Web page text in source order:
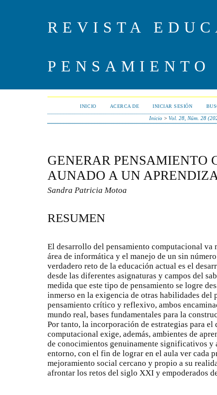
REVISTA
PENSAMIENTO
INICIO ACERCA DE INICIAR SESIÓN
Inicio >Vol. 28, Núm. 28
GENERAR PENSAMIENTO
AUNADO A UN
Sandra Patricia Motoa
RESUMEN
El desarrollo del pensamiento computacional va
área de informática y el manejo de un sin
verdadero reto de la educación actual es el
desde las diferentes asignaturas y campos del
medida que este tipo de pensamiento se logre
inmerso en la exigencia de otras habilidades del
pensamiento crítico y reflexivo, ambos
mundo real, bases fundamentales para la
Por tanto, la incorporación de estrategias para
computacional exige, además, ambientes de
de conocimientos genuinamente significativos y
entorno, con el fin de lograr en el aula ver cada
mejoramiento social cercano y propio a su
afrontar los retos del siglo XXI y empoderados